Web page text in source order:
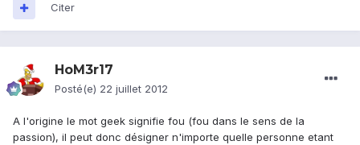
Citer
HoM3r17
Posté(e) 22 juillet 2012
A l'origine le mot geek signifie fou (fou dans le sens de la
passion), il peut donc désigner n'importe quelle personne etant